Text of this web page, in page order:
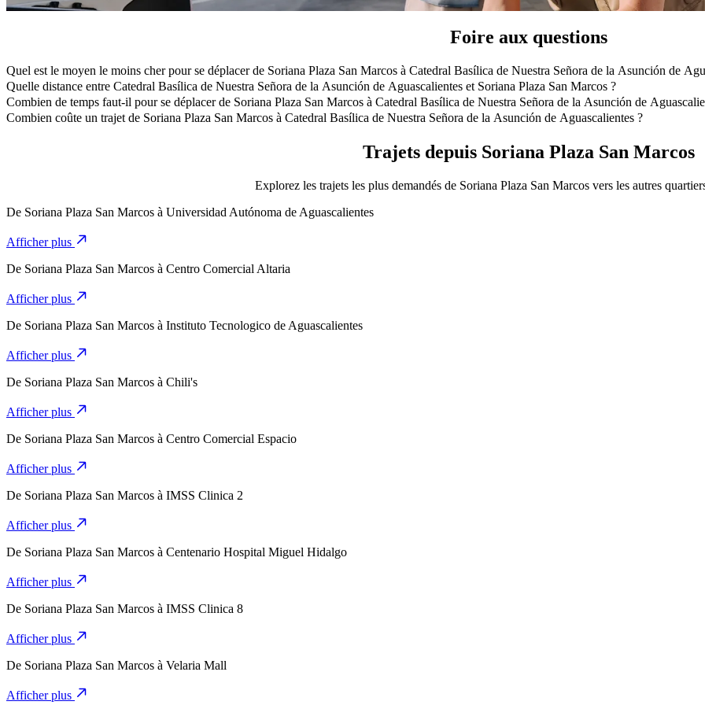
Télécharger l'appli Bolt
Foire aux questions
Quel est le moyen le moins cher pour se déplacer de Soriana Plaza San Marcos à Catedral Basílica de Nuestra Señora de la Asunción de
La façon la plus abordable de se déplacer de Soriana Plaza San Marcos à Catedral Basílica de Nuestra Señora de la Asunción de
Quelle distance entre Catedral Basílica de Nuestra Señora de la Asunción de Aguascalientes et Soriana Plaza San Marcos ?
Catedral Basílica de Nuestra Señora de la Asunción de Aguascalientes est à environ 3,5 km de Soriana Plaza San Marcos.
Combien de temps faut-il pour se déplacer de Soriana Plaza San Marcos à Catedral Basílica de Nuestra Señora de la Asunción de
Il faut environ 9 min pour se déplacer de Soriana Plaza San Marcos à Catedral Basílica de Nuestra Señora de la Asunción de Aguascalientes
Combien coûte un trajet de Soriana Plaza San Marcos à Catedral Basílica de Nuestra Señora de la Asunción de Aguascalientes ?
Trajets depuis Soriana Plaza San Marcos
Explorez les trajets les plus demandés de Soriana Plaza San Marcos vers les autres
De Soriana Plaza San Marcos à Universidad Autónoma de Aguascalientes
Afficher plus
De Soriana Plaza San Marcos à Centro Comercial Altaria
Afficher plus
De Soriana Plaza San Marcos à Instituto Tecnologico de Aguascalientes
Afficher plus
De Soriana Plaza San Marcos à Chili's
Afficher plus
De Soriana Plaza San Marcos à Centro Comercial Espacio
Afficher plus
De Soriana Plaza San Marcos à IMSS Clinica 2
Afficher plus
De Soriana Plaza San Marcos à Centenario Hospital Miguel Hidalgo
Afficher plus
De Soriana Plaza San Marcos à IMSS Clinica 8
Afficher plus
De Soriana Plaza San Marcos à Velaria Mall
Afficher plus